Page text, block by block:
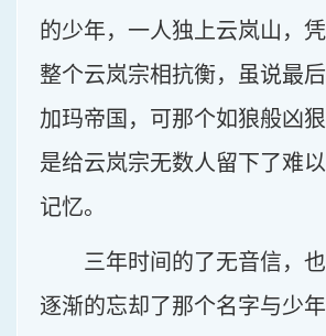
的少年，一人独上云岚山，
整个云岚宗相抗衡，虽说最
加玛帝国，可那个如狼般凶
是给云岚宗无数人留下了难
记忆。
三年时间的了无音信，
逐渐的忘却了那个名字与少